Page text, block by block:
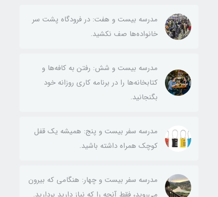
مدرسه بیست و هفت: در فرودگاه‌ پشت سر
خانواده‌ها صف نکشید.
مدرسه بیست و شش: رفتن به کافه‌ها و
کتابخانه‌ها را در برنامه کاری روزانه خود
بگنجانید.
مدرسه سفر بیست و پنج: همیشه یک قفل
کوچک همراه داشته باشید.
مدرسه سفر بیست و چهار: هنگامی که بیرون